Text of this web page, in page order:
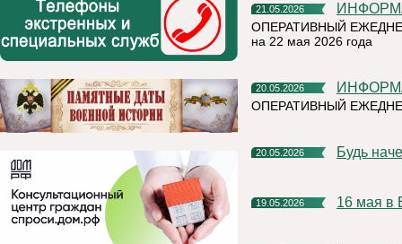
21.05.2026
ОПЕРАТИВНЫЙ
на 22 мая 2026 года
20.05.2026
ОПЕРАТИВНЫЙ
20.05.2026 Будь
19.05.2026 16 мая